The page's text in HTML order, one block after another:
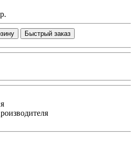
Быстрый заказ